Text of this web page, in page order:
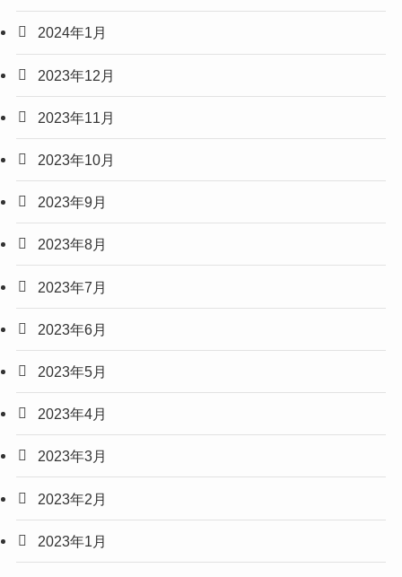
2024年1月
2023年12月
2023年11月
2023年10月
2023年9月
2023年8月
2023年7月
2023年6月
2023年5月
2023年4月
2023年3月
2023年2月
2023年1月